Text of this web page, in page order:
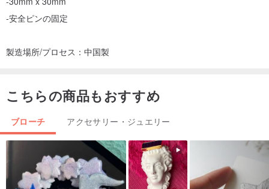
-安全ピンの固定
製造場所/プロセス：中国製
こちらの商品もおすすめ
ブローチ アクセサリー・ジュエリー